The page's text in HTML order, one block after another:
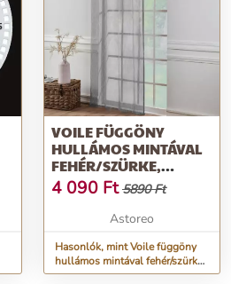
VOILE FÜGGÖNY
HULLÁMOS MINTÁVAL
FEHÉR/SZÜRKE,
SZEMES VÉGZŐDÉSSEL
4 090 Ft 5890 Ft
Astoreo
Hasonlók, mint Voile függöny
hullámos mintával fehér/szürke,
szemes végződéssel